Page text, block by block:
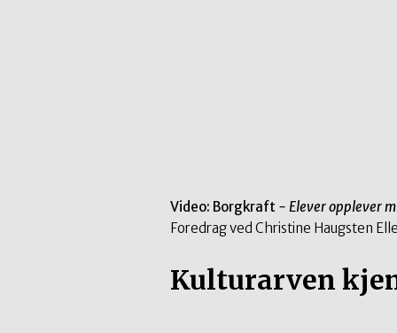
Video: Borgkraft - Elever opplever
Foredrag ved Christine Haugsten
Kulturarven